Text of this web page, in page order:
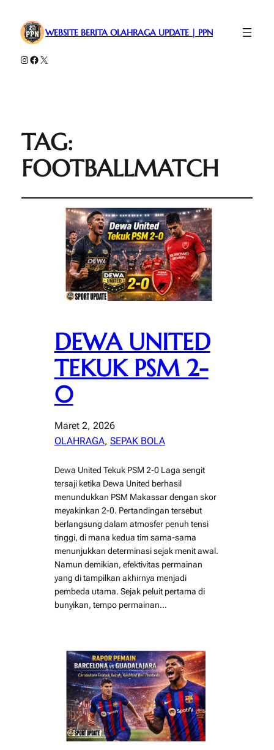
WEBSITE BERITA OLAHRAGA UPDATE | PPN
Instagram
Facebook
X
TAG:
FOOTBALLMATCH
DEWA UNITED
TEKUK PSM 2-
0
Maret 2, 2026
OLAHRAGA, SEPAK BOLA
Dewa United Tekuk PSM 2-0 Laga sengit
tersaji ketika Dewa United berhasil
menundukkan PSM Makassar dengan skor
meyakinkan 2-0. Pertandingan tersebut
berlangsung dalam atmosfer penuh tensi
tinggi, di mana kedua tim sama-sama
menunjukkan determinasi sejak menit awal.
Namun demikian, efektivitas permainan
yang di tampilkan akhirnya menjadi
pembeda utama. Sejak peluit pertama di
bunyikan, tempo permainan…